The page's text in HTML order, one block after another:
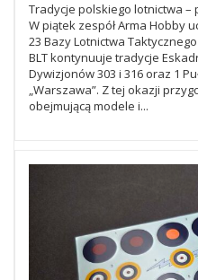
Tradycje polskiego lotnictwa –
W piątek zespół Arma Hobby
23 Bazy Lotnictwa
BLT kontynuuje tradycje
Dywizjonów 303 i 316 oraz 1
„Warszawa”. Z tej okazji
obejmującą modele i...